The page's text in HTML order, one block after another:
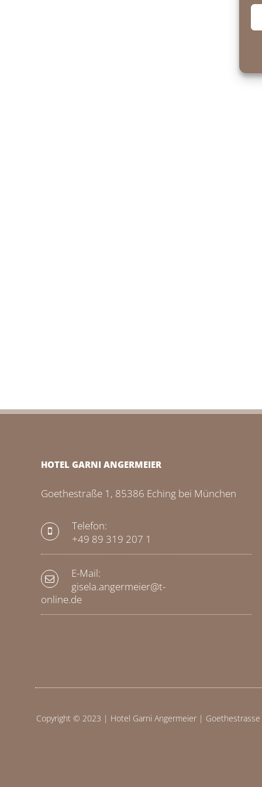
HOTEL GARNI ANGERMEIER
Goethestraße 1, 85386 Eching bei München
Telefon:
+49 89 319 207 1
E-Mail:
gisela.angermeier@t-
online.de
Copyright © 2023 | Hotel Garni Angermeier |